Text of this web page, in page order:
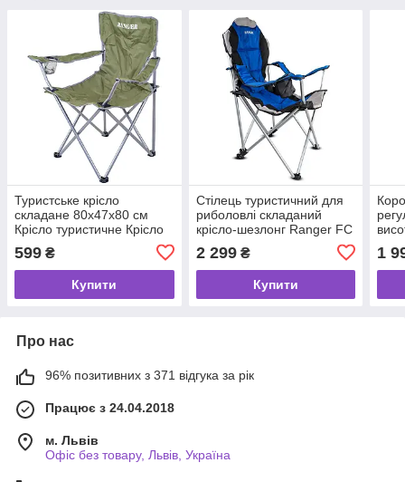
Туристське крісло
складане 80х47х80 см
Крісло туристичне Крісло
відпочинку
599 ₴
Купити
Стілець туристичний для
риболовлі складаний
крісло-шезлонг Ranger FC
2 299₴
Купити
1
Про нас
96% позитивних з 371 відгука за рік
Працює з 24.04.2018
м. Львів
Офіс без товару, Львів, Україна